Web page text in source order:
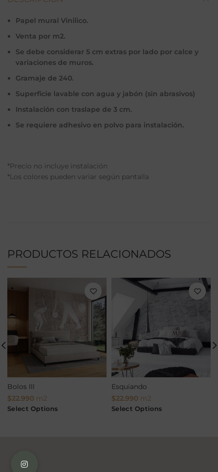
Papel mural Vinilico.
Venta por m2.
Se debe considerar 5 cm extras por lado por calce y
variaciones de muros.
Gramaje de 240.
Superficie lavable con agua y jabón (sin abrasivos)
Instalación con traslape de 3 cm.
Se requiere adhesivo en polvo para instalación.
*Precio no incluye instalación
*Los colores pueden variar según pantalla
PRODUCTOS RELACIONADOS
Bolos III
$22.990 m2
Select Options
Esquiando
$22.990 m2
Select Options